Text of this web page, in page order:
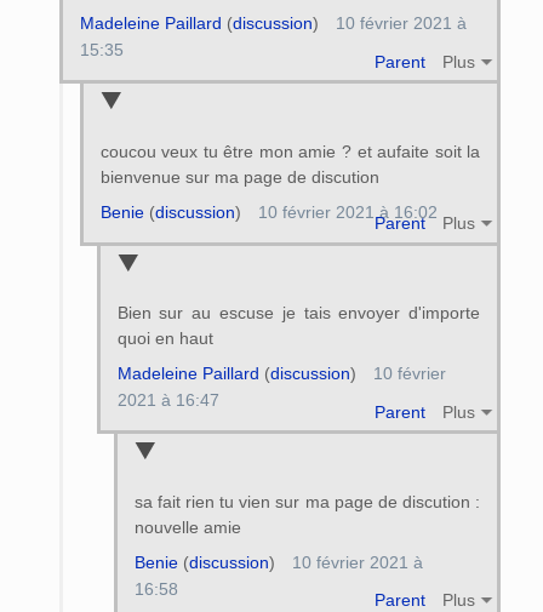
Parent Plus
Madeleine Paillard (discussion)
10 février 2021 à
15:35
coucou veux tu être mon amie ? et aufaite soit la
bienvenue sur ma page de discution
Parent Plus
Benie(discussion) 10 février 2021 à 16:02
Bien sur au escuse je tais envoyer d'importe
quoi en haut
Parent Plus
Madeleine Paillard (discussion)
10 février
2021 à 16:47
sa fait rien tu vien sur ma page de discution :
nouvelle amie
Parent Plus
Benie(discussion)
10 février 2021 à
16:58